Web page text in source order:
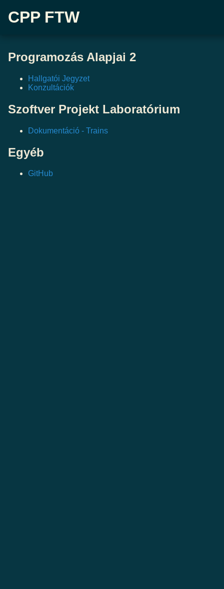
CPP FTW
Programozás Alapjai 2
Hallgatói Jegyzet
Konzultációk
Szoftver Projekt Laboratórium
Dokumentáció - Trains
Egyéb
GitHub